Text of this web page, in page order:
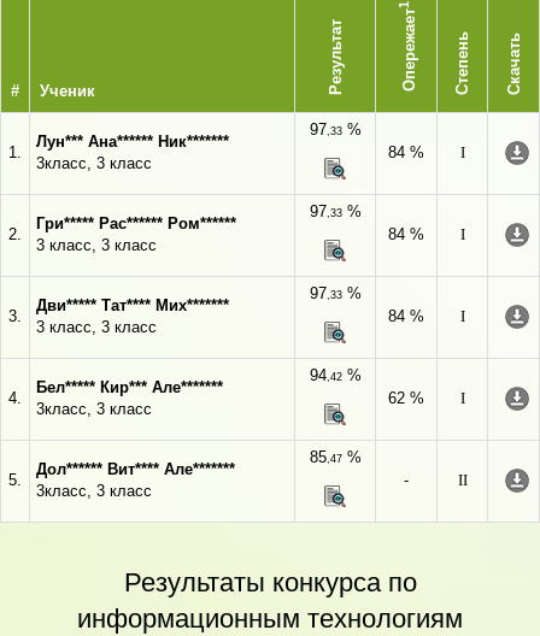
# Ученик Результат Опережает
1
Степень Скачать
1.
Лун*** Ана****** Ник*******
3класс, 3 класс
97,33%
84 %
I
2.
Гри***** Рас****** Ром******
3 класс, 3 класс
97,33%
84 %
I
3.
Дви***** Тат**** Мих*******
3 класс, 3 класс
97,33%
84 %
I
4.
Бел***** Кир*** Але*******
3класс, 3 класс
94,42%
62 %
I
5.
Дол****** Вит**** Але*******
3класс, 3 класс
85,47%
-
II
Результаты конкурса по
информационным технологиям